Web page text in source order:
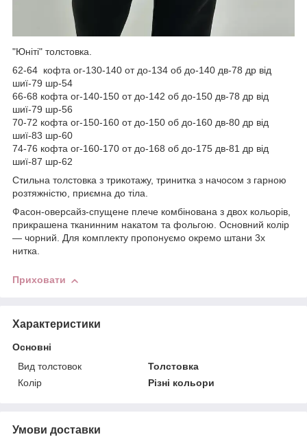
"Юніті" толстовка.
62-64 кофта ог-130-140 от до-134 об до-140 дв-78 др від
шиї-79 шр-54
66-68 кофта ог-140-150 от до-142 об до-150 дв-78 др від
шиї-79 шр-56
70-72 кофта ог-150-160 от до-150 об до-160 дв-80 др від
шиї-83 шр-60
74-76 кофта ог-160-170 от до-168 об до-175 дв-81 др від
шиї-87 шр-62
Стильна толстовка з трикотажу, тринитка з начосом з гарною
розтяжністю, приємна до тіла.
Фасон-оверсайз-спущене плече комбінована з двох кольорів,
прикрашена тканинним накатом та фольгою. Основний колір
— чорний. Для комплекту пропонуємо окремо штани 3х
нитка.
Приховати
Характеристики
Основні
Вид толстовок
Толстовка
Колір
Різні кольори
Умови доставки